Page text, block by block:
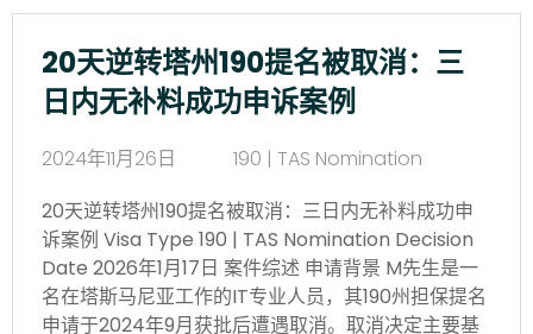
20天逆转塔州190提名被取消：三
日内无补料成功申诉案例
2024年11月26日
190 | TAS Nomination
20天逆转塔州190提名被取消：三日内无补料成功申
诉案例 Visa Type 190 | TAS Nomination Decision
Date 2026年1月17日 案件综述 申请背景 M先生是一
名在塔斯马尼亚工作的IT专业人员，其190州担保提名
申请于2024年9月获批后遭遇取消。取消决定主要基